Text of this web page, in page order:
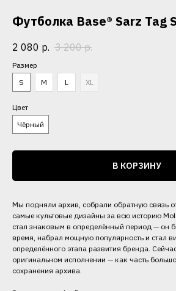
Футболка Base® Sarz Tag
2 080 р. 3 200 р.
Размер
S
M L XL
Цвет
Чёрный
В КОРЗИНУ
Мы подняли архив, собрали обратную связь
самые культовые дизайны за всю историю
стал знаковым в определённый период — он
время, набрал мощную популярность и стал
определённого этапа развития бренда.
оригинальном исполнении — как часть
сохранения архива.